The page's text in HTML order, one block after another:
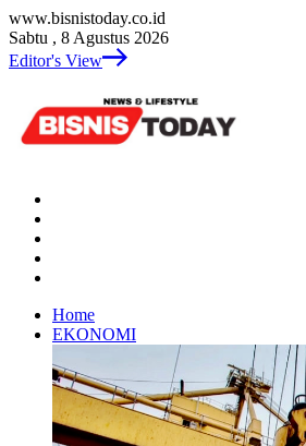
www.bisnistoday.co.id
Sabtu , 8 Agustus 2026
Editor's View
Home
EKONOMI